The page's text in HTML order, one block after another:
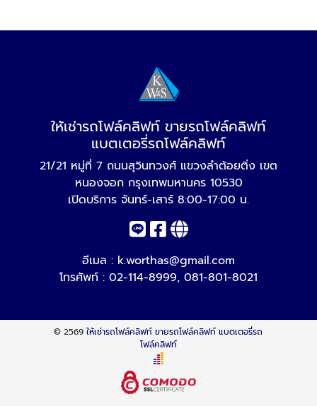
ให้เช่ารถโฟล์คลิฟท์ ขายรถโฟล์คลิฟท์
แบตเตอรี่รถโฟล์คลิฟท์
21/21 หมู่ที่ 7 ถนนสุวินทวงศ์ แขวงลำต้อยติ่ง เขต
หนองจอก กรุงเทพมหานคร 10530
เปิดบริการ จันทร์-เสาร์ 8:00-17:00 น.
อีเมล : k.worthas@gmail.com
โทรศัพท์ : 02-114-8999, 081-801-8021
© 2569ให้เช่ารถโฟล์คลิฟท์ ขายรถโฟล์คลิฟท์ แบตเตอรี่รถ
โฟล์คลิฟท์